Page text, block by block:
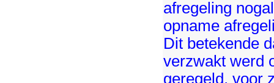
afregeling
opname
Dit betekende
verzwakt werd
geregeld, voor